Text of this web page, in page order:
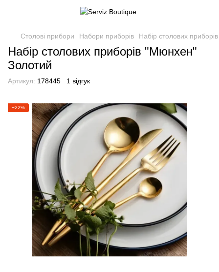
Столові прибори Набори приборів Набір столових
Набір столових приборів "Мюнхен"
Золотий
Артикул: 178445 1 відгук
−22%